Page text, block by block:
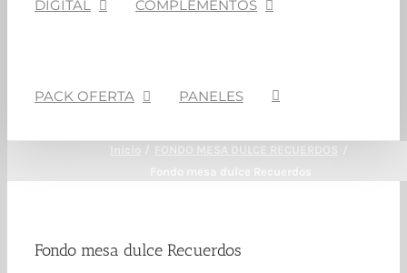
DIGITAL COMPLEMENTOS
PACK OFERTA PANELES
FONDO MESA DULCE RECUERDOS
Fondo mesa dulce Recuerdos